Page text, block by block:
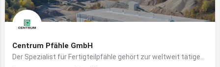
Centrum Pfähle GmbH